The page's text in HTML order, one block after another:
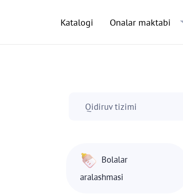
Katalogi Onalar maktabi
Qidiruv tizimi
Bolalar
aralashmasi